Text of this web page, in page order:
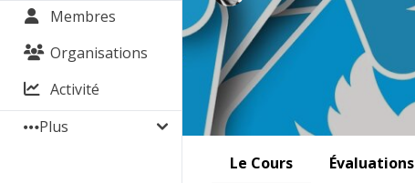
Membres
Organisations
Activité
Plus
Le Cours Évaluations